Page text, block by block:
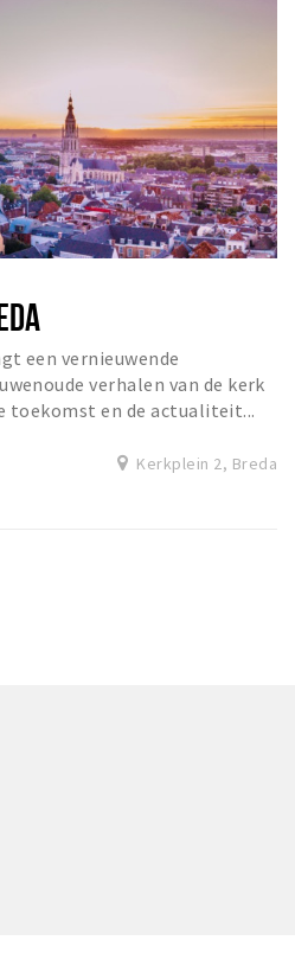
een vernieuwende
verhalen van de kerk
toekomst en de actualiteit...
Kerkplein 2, Breda